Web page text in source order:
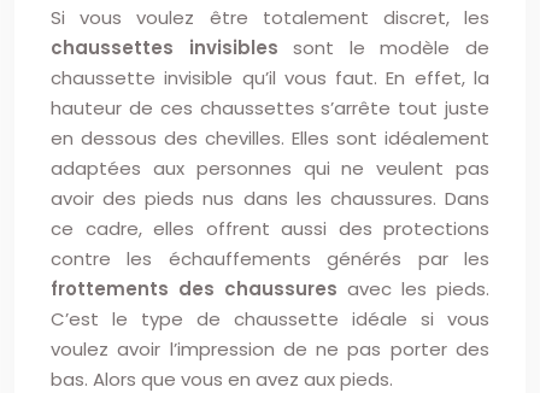
Si vous voulez être totalement discret, les
chaussettes invisibles sont le modèle de
chaussette invisible qu’il vous faut. En effet, la
hauteur de ces chaussettes s’arrête tout juste
en dessous des chevilles. Elles sont idéalement
adaptées aux personnes qui ne veulent pas
avoir des pieds nus dans les chaussures. Dans
ce cadre, elles offrent aussi des protections
contre les échauffements générés par les
frottements des chaussures avec les pieds.
C’est le type de chaussette idéale si vous
voulez avoir l’impression de ne pas porter des
bas. Alors que vous en avez aux pieds.